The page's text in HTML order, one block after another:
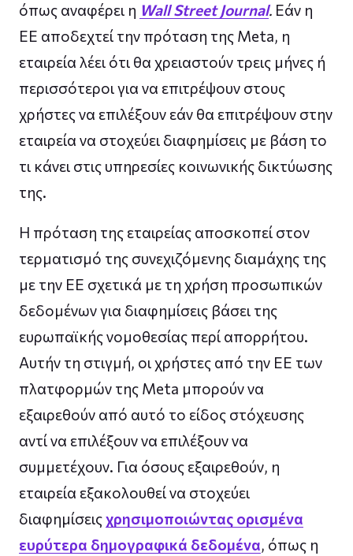
όπως αναφέρει η Wall Street Journal. Εάν η
ΕΕ αποδεχτεί την πρόταση της Meta, η
εταιρεία λέει ότι θα χρειαστούν τρεις μήνες ή
περισσότεροι για να επιτρέψουν στους
χρήστες να επιλέξουν εάν θα επιτρέψουν στην
εταιρεία να στοχεύει διαφημίσεις με βάση το
τι κάνει στις υπηρεσίες κοινωνικής δικτύωσης
της.
Η πρόταση της εταιρείας αποσκοπεί στον
τερματισμό της συνεχιζόμενης διαμάχης της
με την ΕΕ σχετικά με τη χρήση προσωπικών
δεδομένων για διαφημίσεις βάσει της
ευρωπαϊκής νομοθεσίας περί απορρήτου.
Αυτήν τη στιγμή, οι χρήστες από την ΕΕ των
πλατφορμών της Meta μπορούν να
εξαιρεθούν από αυτό το είδος στόχευσης
αντί να επιλέξουν να επιλέξουν να
συμμετέχουν. Για όσους εξαιρεθούν, η
εταιρεία εξακολουθεί να στοχεύει
διαφημίσειςχρησιμοποιώντας ορισμένα
ευρύτερα δημογραφικά δεδομένα, όπως η